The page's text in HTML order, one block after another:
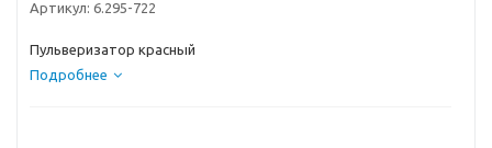
Артикул: 6.295-722
Пульверизатор красный
Подробнее